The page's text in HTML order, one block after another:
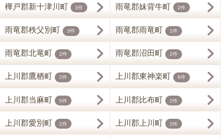
樺戸郡新十津川町 3件 雨竜郡妹背牛町 2件
雨竜郡秩父別町 3件 雨竜郡雨竜町 1件
雨竜郡北竜町 2件 雨竜郡沼田町 2件
上川郡鷹栖町 2件 上川郡東神楽町 6件
上川郡当麻町 5件 上川郡比布町 2件
上川郡愛別町 2件 上川郡上川町 2件